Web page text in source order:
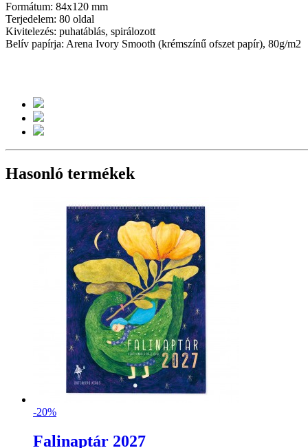
Formátum: 84x120 mm
Terjedelem: 80 oldal
Kivitelezés: puhatáblás, spirálozott
Belív papírja: Arena Ivory Smooth (krémszínű ofszet papír), 80g/m2
Hasonló termékek
-20%
Falinaptár 2027